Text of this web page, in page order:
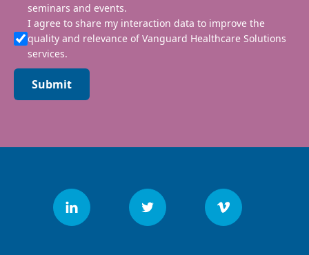
seminars and events.
I agree to share my interaction data to improve the
quality and relevance of Vanguard Healthcare Solutions
services.
Submit